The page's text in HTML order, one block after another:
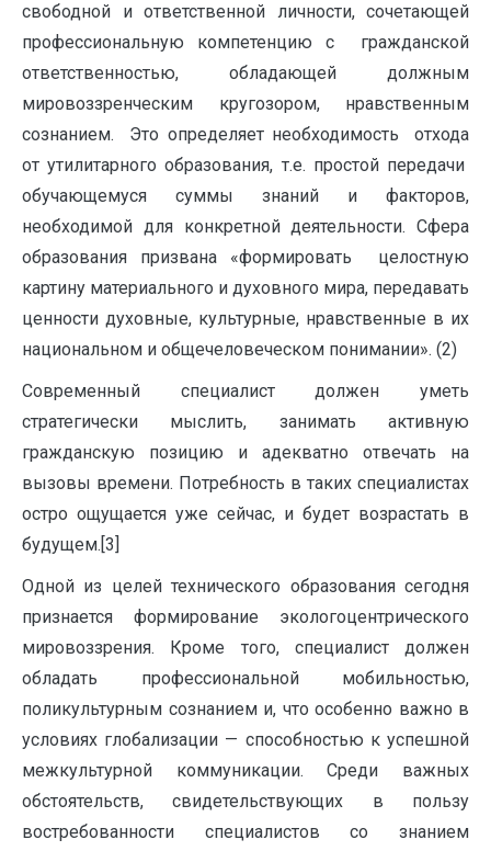
свободной и ответственной личности, сочетающей
профессиональную компетенцию с гражданской
ответственностью, обладающей должным
мировоззренческим кругозором, нравственным
сознанием. Это определяет необходимость отхода
от утилитарного образования, т.е. простой передачи
обучающемуся суммы знаний и факторов,
необходимой для конкретной деятельности. Сфера
образования призвана «формировать целостную
картину материального и духовного мира, передавать
ценности духовные, культурные, нравственные в их
национальном и общечеловеческом понимании». (2)
Современный специалист должен уметь
стратегически мыслить, занимать активную
гражданскую позицию и адекватно отвечать на
вызовы времени. Потребность в таких специалистах
остро ощущается уже сейчас, и будет возрастать в
будущем.[3]
Одной из целей технического образования сегодня
признается формирование экологоцентрического
мировоззрения. Кроме того, специалист должен
обладать профессиональной мобильностью,
поликультурным сознанием и, что особенно важно в
условиях глобализации — способностью к успешной
межкультурной коммуникации. Среди важных
обстоятельств, свидетельствующих в пользу
востребованности специалистов со знанием